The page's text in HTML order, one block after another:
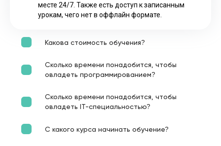
месте 24/7. Также есть доступ к записанным
урокам, чего нет в оффлайн формате.
Какова стоимость обучения?
Сколько времени понадобится, чтобы
овладеть программированием?
Сколько времени понадобится, чтобы
овладеть IT-специальностью?
С какого курса начинать обучение?